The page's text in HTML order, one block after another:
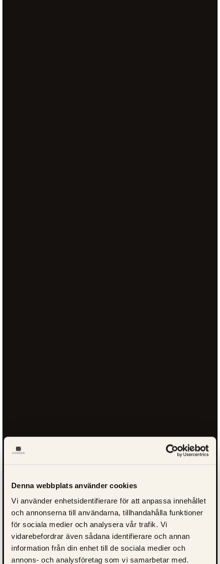
Denna webbplats använder cookies
Vi använder enhetsidentifierare för att anpassa innehållet
och annonserna till användarna, tillhandahålla funktioner
för sociala medier och analysera vår trafik. Vi
vidarebefordrar även sådana identifierare och annan
information från din enhet till de sociala medier och
annons- och analysföretag som vi samarbetar med.